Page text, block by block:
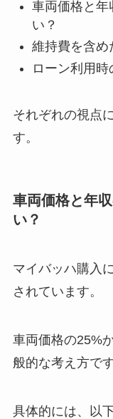
車両価格と年
い？
維持費を含め
ローン利用時
それぞれの視点
す。
車両価格と年
い？
マイバッハ購入
されています。
車両価格の25%
般的な考え方です
具体的には、以